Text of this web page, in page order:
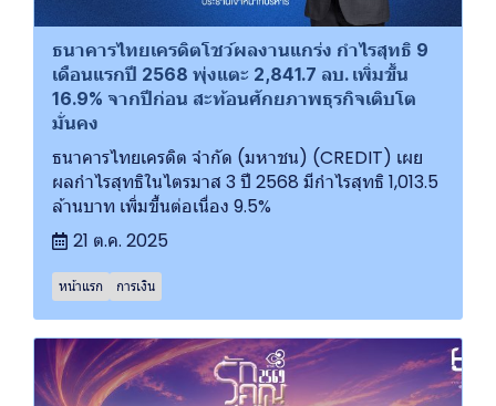
ธนาคารไทยเครดิตโชว์ผลงานแกร่ง กำไรสุทธิ 9
เดือนแรกปี 2568 พุ่งแตะ 2,841.7 ลบ. เพิ่มขึ้น
16.9% จากปีก่อน สะท้อนศักยภาพธุรกิจเติบโต
มั่นคง
ธนาคารไทยเครดิต จำกัด (มหาชน) (CREDIT) เผย
ผลกำไรสุทธิในไตรมาส 3 ปี 2568 มีกำไรสุทธิ 1,013.5
ล้านบาท เพิ่มขึ้นต่อเนื่อง 9.5%
21 ต.ค. 2025
หน้าแรก การเงิน